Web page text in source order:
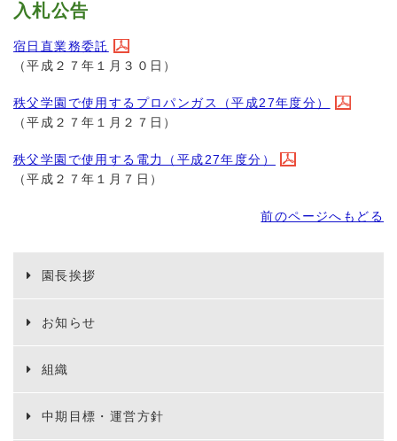
入札公告
宿日直業務委託
（平成２７年１月３０日）
秩父学園で使用するプロパンガス（平成27年度分）
（平成２７年１月２７日）
秩父学園で使用する電力（平成27年度分）
（平成２７年１月７日）
前のページへもどる
園長挨拶
お知らせ
組織
中期目標・運営方針